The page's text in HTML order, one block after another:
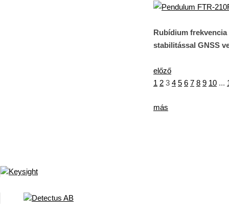
Rubídium
stabilitással GNSS
előző
1 2 3 4 5 6 7 8 9 10 ...
más